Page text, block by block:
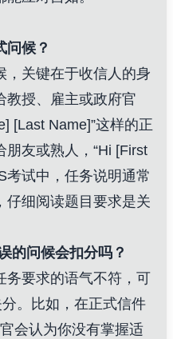
问候？
，关键在于收信人的身
教授、雇主或政府官
[Last Name]”这样的正
友或熟人，“Hi [First
考试中，任务说明通常
仔细阅读题目要求是关
的问候会扣分吗？
务要求的语气不符，可
。比如，在正式信件
官会认为你没有掌握适